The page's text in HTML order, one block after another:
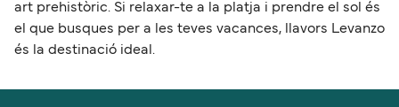
art prehistòric. Si relaxar-te a la platja i prendre el sol és
el que busques per a les teves vacances, llavors Levanzo
és la destinació ideal.